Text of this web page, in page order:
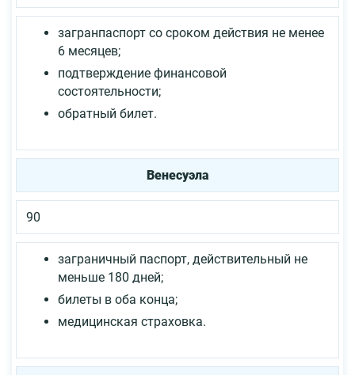
загранпаспорт со сроком действия не менее
6 месяцев;
подтверждение финансовой
состоятельности;
обратный билет.
Венесуэла
90
заграничный паспорт, действительный не
меньше 180 дней;
билеты в оба конца;
медицинская страховка.